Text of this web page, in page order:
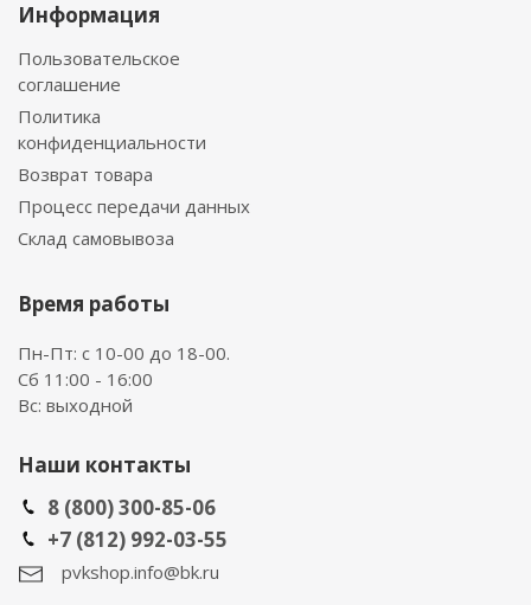
Информация
Пользовательское
соглашение
Политика
конфиденциальности
Возврат товара
Процесс передачи данных
Склад самовывоза
Время работы
Пн-Пт: с 10-00 до 18-00.
Сб 11:00 - 16:00
Вс: выходной
Наши контакты
8 (800) 300-85-06
+7 (812) 992-03-55
pvkshop.info@bk.ru